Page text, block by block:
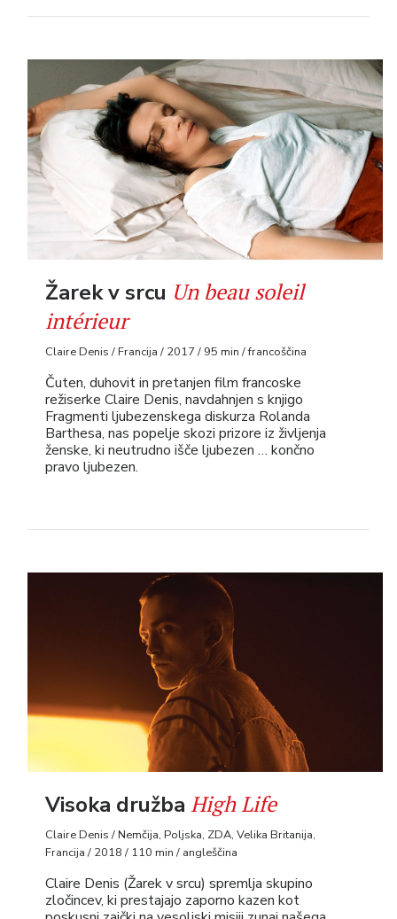
Žarek v srcu Un beau soleil
intérieur
Claire Denis / Francija / 2017 / 95 min / francoščina
Čuten, duhovit in pretanjen film francoske
režiserke Claire Denis, navdahnjen s knjigo
Fragmenti ljubezenskega diskurza Rolanda
Barthesa, nas popelje skozi prizore iz življenja
ženske, ki neutrudno išče ljubezen … končno
pravo ljubezen.
Visoka družba High Life
Claire Denis / Nemčija, Poljska, ZDA, Velika Britanija,
Francija / 2018 / 110 min / angleščina
Claire Denis (Žarek v srcu) spremlja skupino
zločincev, ki prestajajo zaporno kazen kot